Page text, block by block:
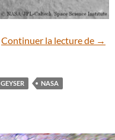
Continuer la lecture de →
GEYSER
NASA